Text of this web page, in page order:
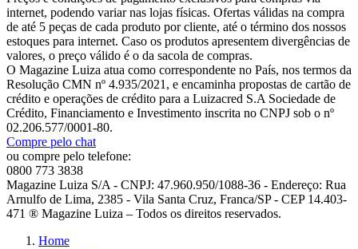
internet, podendo variar nas lojas físicas. Ofertas válidas na compra
de até 5 peças de cada produto por cliente, até o término dos nossos
estoques para internet. Caso os produtos apresentem divergências de
valores, o preço válido é o da sacola de compras.
O Magazine Luiza atua como correspondente no País, nos termos da
Resolução CMN nº 4.935/2021, e encaminha propostas de cartão de
crédito e operações de crédito para a Luizacred S.A Sociedade de
Crédito, Financiamento e Investimento inscrita no CNPJ sob o nº
02.206.577/0001-80.
Compre pelo chat
ou compre pelo telefone:
0800 773 3838
Magazine Luiza S/A - CNPJ: 47.960.950/1088-36 - Endereço: Rua
Arnulfo de Lima, 2385 - Vila Santa Cruz, Franca/SP - CEP 14.403-
471 ® Magazine Luiza – Todos os direitos reservados.
Home